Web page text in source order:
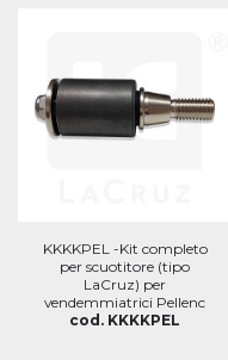
KKKKPEL -Kit completo
per scuotitore (tipo
LaCruz) per
vendemmiatrici Pellenc
cod. KKKKPEL